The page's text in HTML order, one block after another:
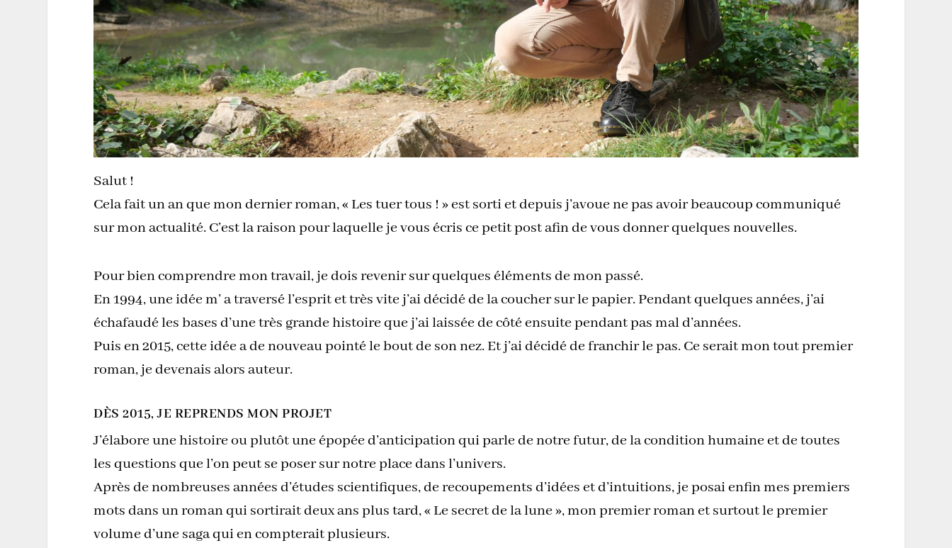
Salut !
Cela fait un an que mon dernier roman, « Les tuer tous ! » est sorti et depuis j’avoue ne pas avoir beaucoup communiqué
sur mon actualité. C’est la raison pour laquelle je vous écris ce petit post afin de vous donner quelques nouvelles.
Pour bien comprendre mon travail, je dois revenir sur quelques éléments de mon passé.
En 1994, une idée m’ a traversé l’esprit et très vite j’ai décidé de la coucher sur le papier. Pendant quelques années, j’ai
échafaudé les bases d’une très grande histoire que j’ai laissée de côté ensuite pendant pas mal d’années.
Puis en 2015, cette idée a de nouveau pointé le bout de son nez. Et j’ai décidé de franchir le pas. Ce serait mon tout premier
roman, je devenais alors auteur.
DÈS 2015, JE REPRENDS MON PROJET
J’élabore une histoire ou plutôt une épopée d’anticipation qui parle de notre futur, de la condition humaine et de toutes
les questions que l’on peut se poser sur notre place dans l’univers.
Après de nombreuses années d’études scientifiques, de recoupements d’idées et d’intuitions, je posai enfin mes premiers
mots dans un roman qui sortirait deux ans plus tard, « Le secret de la lune », mon premier roman et surtout le premier
volume d’une saga qui en compterait plusieurs.